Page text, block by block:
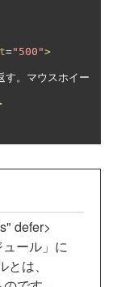
="500">
す。マウスホイー
defer>
ール」に
は、